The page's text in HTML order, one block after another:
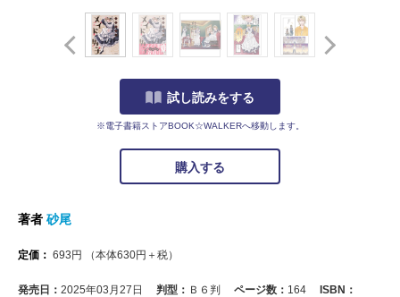
試し読みをする
※電子書籍ストアBOOK☆WALKERへ移動します。
購入する
著者 砂尾
定価： 693 円 （本体630円＋税）
発売日： 2025年03月27日 判型： Ｂ６判 ページ数： 164
ISBN：